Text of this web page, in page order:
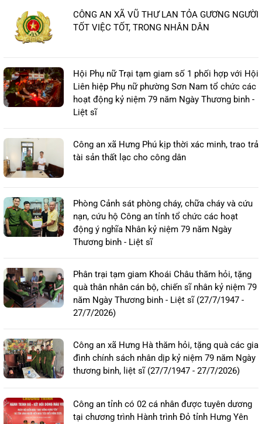
CÔNG AN XÃ VŨ THƯ LAN TỎA GƯƠNG NGƯỜI
TỐT VIỆC TỐT, TRONG NHÂN DÂN
Hội Phụ nữ Trại tạm giam số 1 phối hợp với Hội
Liên hiệp Phụ nữ phường Sơn Nam tổ chức các
hoạt động kỷ niệm 79 năm Ngày Thương binh -
Liệt sĩ
Công an xã Hưng Phú kịp thời xác minh, trao trả
tài sản thất lạc cho công dân
Phòng Cảnh sát phòng cháy, chữa cháy và cứu
nạn, cứu hộ Công an tỉnh tổ chức các hoạt
động ý nghĩa Nhân kỷ niệm 79 năm Ngày
Thương binh - Liệt sĩ
Phân trại tạm giam Khoái Châu thăm hỏi, tặng
quà thân nhân cán bộ, chiến sĩ nhân kỷ niệm 79
năm Ngày Thương binh - Liệt sĩ (27/7/1947 -
27/7/2026)
Công an xã Hưng Hà thăm hỏi, tặng quà các gia
đình chính sách nhân dịp kỷ niệm 79 năm Ngày
thương binh, liệt sĩ (27/7/1947 - 27/7/2026)
Công an tỉnh có 02 cá nhân được tuyên dương
tại chương trình Hành trình Đỏ tỉnh Hưng Yên